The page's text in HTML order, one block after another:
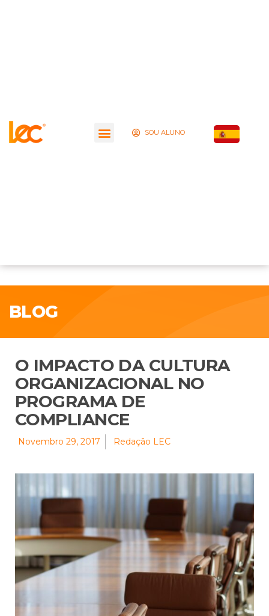
SOU ALUNO
BLOG
O IMPACTO DA CULTURA
ORGANIZACIONAL NO
PROGRAMA DE
COMPLIANCE
Novembro 29, 2017 Redação LEC